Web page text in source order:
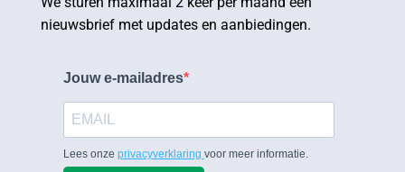
nieuwsbrief met updates en aanbiedingen.
Jouw e-mailadres
Lees onze privacyverklaring voor meer informatie.